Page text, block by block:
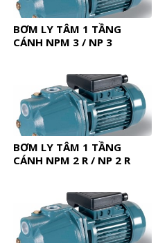
BƠM LY TÂM 1 TẦNG
CÁNH NPM 3 / NP 3
BƠM LY TÂM 1 TẦNG
CÁNH NPM 2 R / NP 2 R